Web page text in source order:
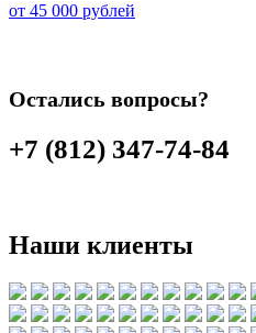
от 45 000 рублей
Остались вопросы?
+7 (812) 347-74-84
Наши клиенты